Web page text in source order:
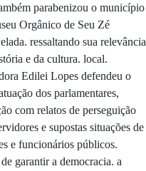
parabenizou o município
Orgânico de Seu Zé
ressaltando sua relevância
e da cultura. local.
Edilei Lopes defendeu o
dos parlamentares,
com relatos de perseguição
e supostas situações de
e funcionários públicos.
garantir a democracia. a